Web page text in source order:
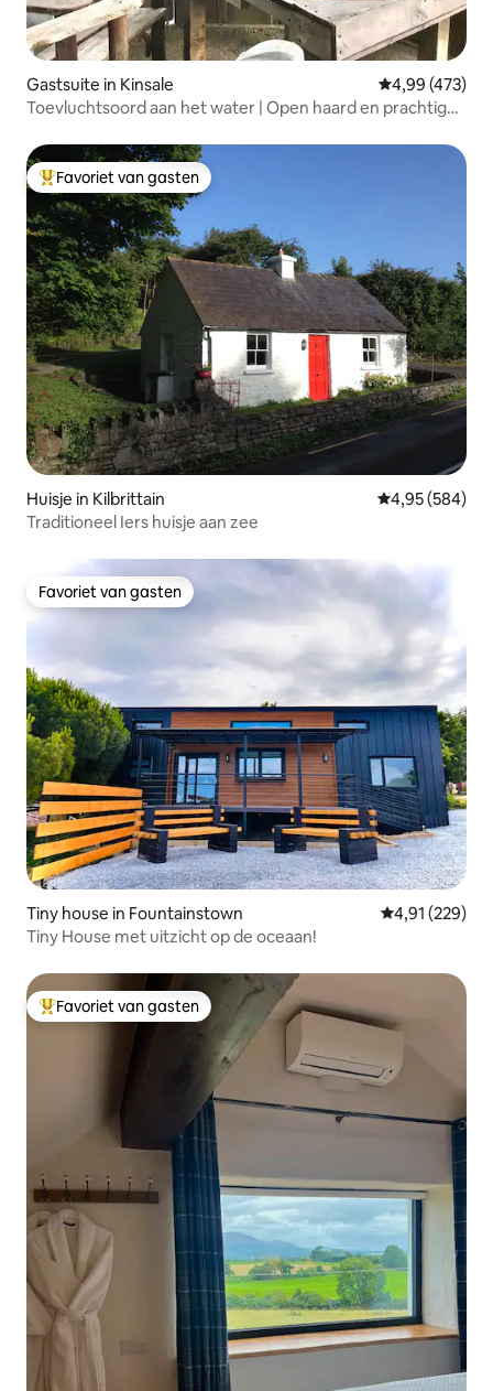
Gastsuite in Kinsale Gemiddelde
4,99 (473)
Toevluchtsoord aan het water | Open haard en prachtig
Topfavoriet van gasten
Favoriet van gasten
Huisje in Kilbrittain Gemiddelde
4,95 (584)
Traditioneel Iers huisje aan zee
Favoriet van gasten
Favoriet van gasten
Tiny house in Fountainstown Gemiddelde
4,91 (229)
Tiny House met uitzicht op de oceaan!
Topfavoriet van gasten
Favoriet van gasten